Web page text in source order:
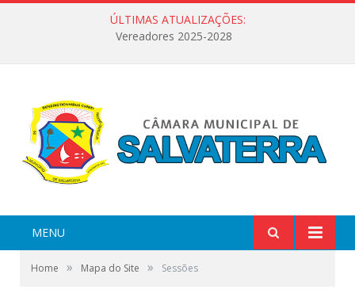
ÚLTIMAS ATUALIZAÇÕES:
Vereadores 2025-2028
MENU
Home » Mapa do Site » Sessões